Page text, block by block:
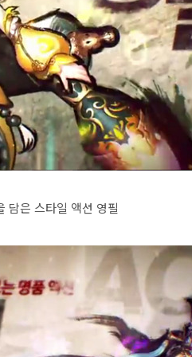
담은 스타일 액션 영필